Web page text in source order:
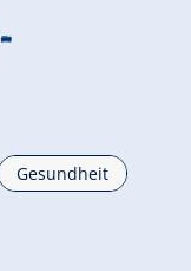
Gesundheit